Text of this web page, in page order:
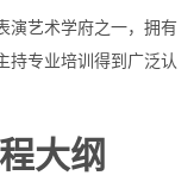
演艺术学府之一，拥有
持专业培训得到广泛认
大纲